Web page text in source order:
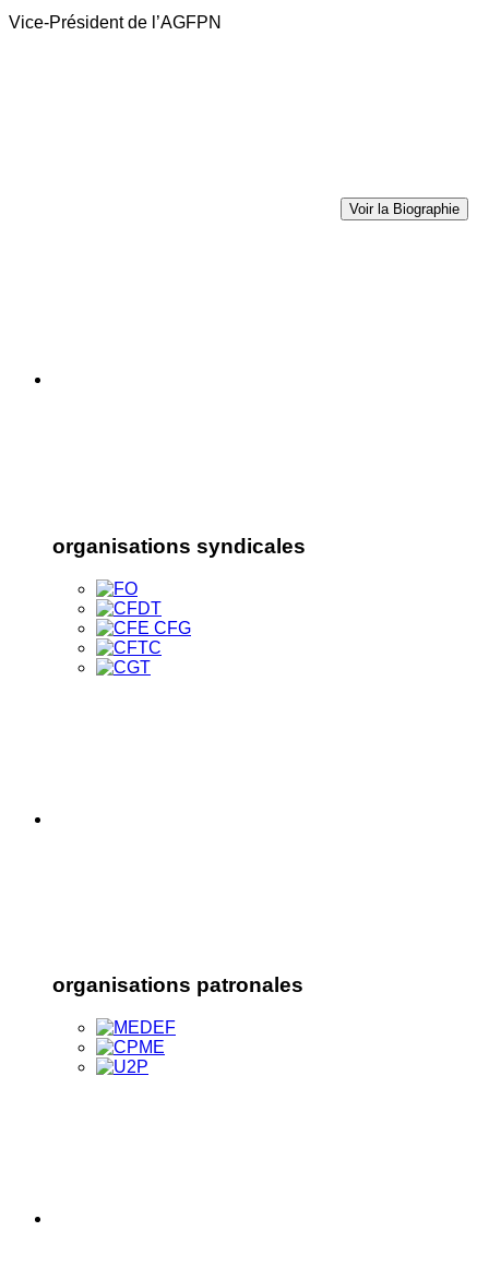
Vice-Président de l’AGFPN
Voir la Biographie
organisations syndicales
organisations patronales